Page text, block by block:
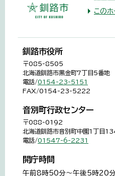
この
釧路市役所
〒085-8505
北海道釧路市黒金町7丁目5番地
電話/0154-23-5151
FAX/0154-23-5222
音別町行政センター
〒088-0192
北海道釧路市音別町中園1丁目
電話/01547-6-2231
開庁時間
午前8時50分～午後5時20分